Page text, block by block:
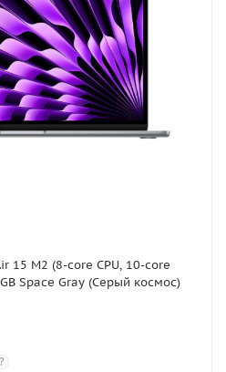
10-core
Space Gray (Серый космос)
?